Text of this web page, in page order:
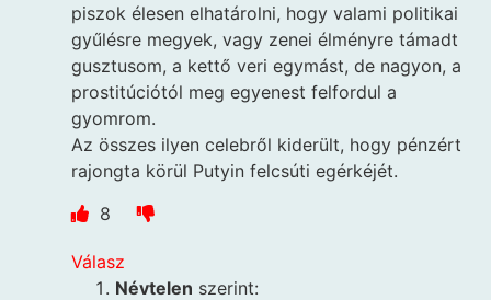
piszok élesen elhatárolni, hogy valami politikai
gyűlésre megyek, vagy zenei élményre támadt
gusztusom, a kettő veri egymást, de nagyon, a
prostitúciótól meg egyenest felfordul a
gyomrom.
Az összes ilyen celebről kiderült, hogy pénzért
rajongta körül Putyin felcsúti egérkéjét.
8
Válasz
Névtelen szerint: